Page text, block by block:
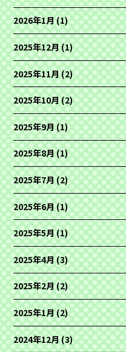
2026年1月(1)
2025年12月(1)
2025年11月(2)
2025年10月(2)
2025年9月(1)
2025年8月(1)
2025年7月(2)
2025年6月(1)
2025年5月(1)
2025年4月(3)
2025年2月(2)
2025年1月(2)
2024年12月(3)